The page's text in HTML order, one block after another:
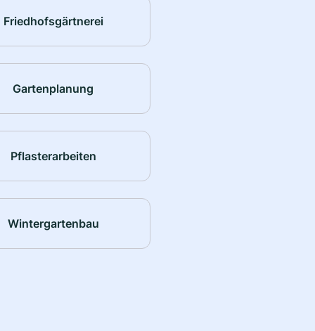
Friedhofsgärtnerei
Gartenplanung
Pflasterarbeiten
Wintergartenbau